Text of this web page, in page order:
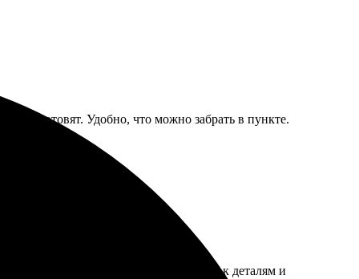
готовят. Удобно, что можно забрать в пункте.
Приятно удивило внимание к деталям и